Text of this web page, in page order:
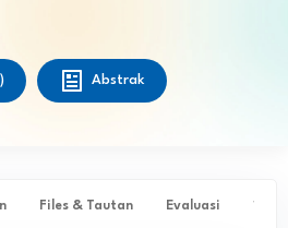
Abstrak
Files & Tautan Evaluasi ✨